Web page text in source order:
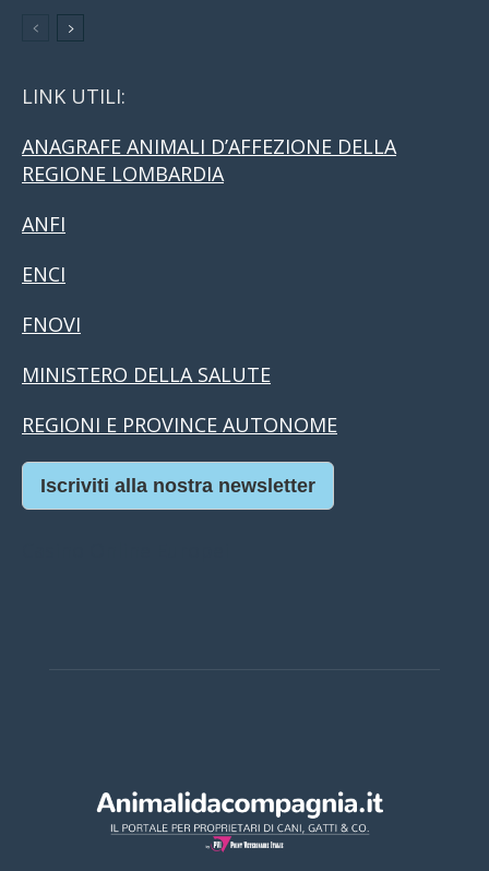
LINK UTILI:
ANAGRAFE ANIMALI D’AFFEZIONE DELLA
REGIONE LOMBARDIA
ANFI
ENCI
FNOVI
MINISTERO DELLA SALUTE
REGIONI E PROVINCE AUTONOME
Iscriviti alla nostra newsletter